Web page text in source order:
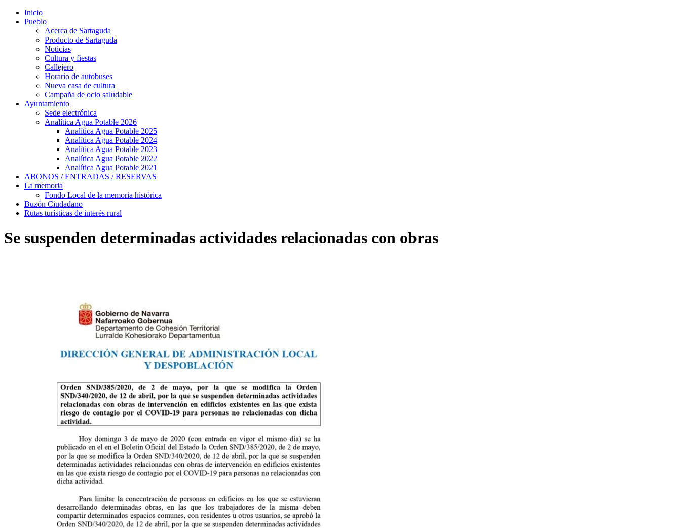
Inicio
Pueblo
Acerca de Sartaguda
Producto de Sartaguda
Noticias
Cultura y fiestas
Callejero
Horario de autobuses
Nueva casa de cultura
Campaña de ocio saludable
Ayuntamiento
Sede electrónica
Analítica Agua Potable 2026
Analítica Agua Potable 2025
Analítica Agua Potable 2024
Analítica Agua Potable 2023
Analítica Agua Potable 2022
Analítica Agua Potable 2021
ABONOS / ENTRADAS / RESERVAS
La memoria
Fondo Local de la memoria histórica
Buzón Ciudadano
Rutas turísticas de interés rural
Se suspenden determinadas actividades relacionadas con obras